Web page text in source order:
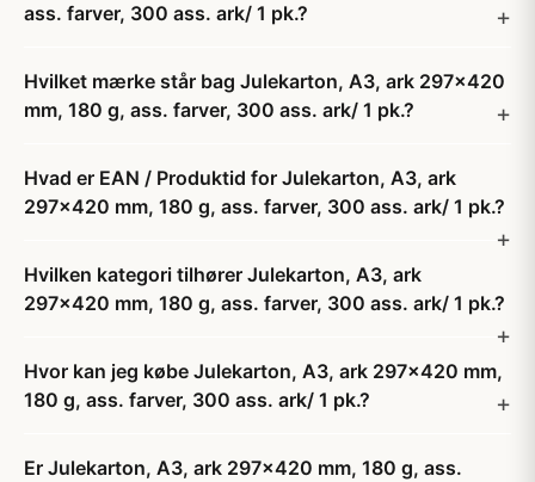
ass. farver, 300 ass. ark/ 1 pk.?
Hvilket mærke står bag Julekarton, A3, ark 297x420
mm, 180 g, ass. farver, 300 ass. ark/ 1 pk.?
Hvad er EAN / Produktid for Julekarton, A3, ark
297x420 mm, 180 g, ass. farver, 300 ass. ark/ 1 pk.?
Hvilken kategori tilhører Julekarton, A3, ark
297x420 mm, 180 g, ass. farver, 300 ass. ark/ 1 pk.?
Hvor kan jeg købe Julekarton, A3, ark 297x420 mm,
180 g, ass. farver, 300 ass. ark/ 1 pk.?
Er Julekarton, A3, ark 297x420 mm, 180 g, ass.